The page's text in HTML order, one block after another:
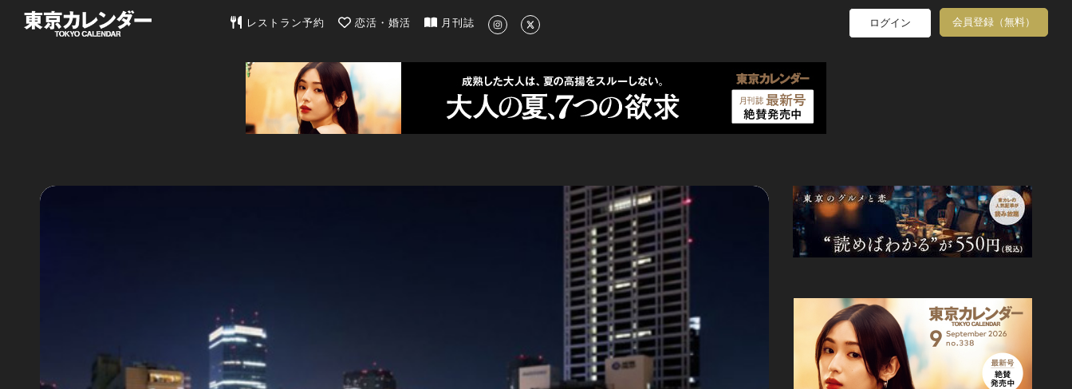
東京カレンダー | 最新のグルメ、洗練されたライフスタイル情報
レストラン予約 恋活・婚活 月刊誌 ログイン 会員登録（無料）